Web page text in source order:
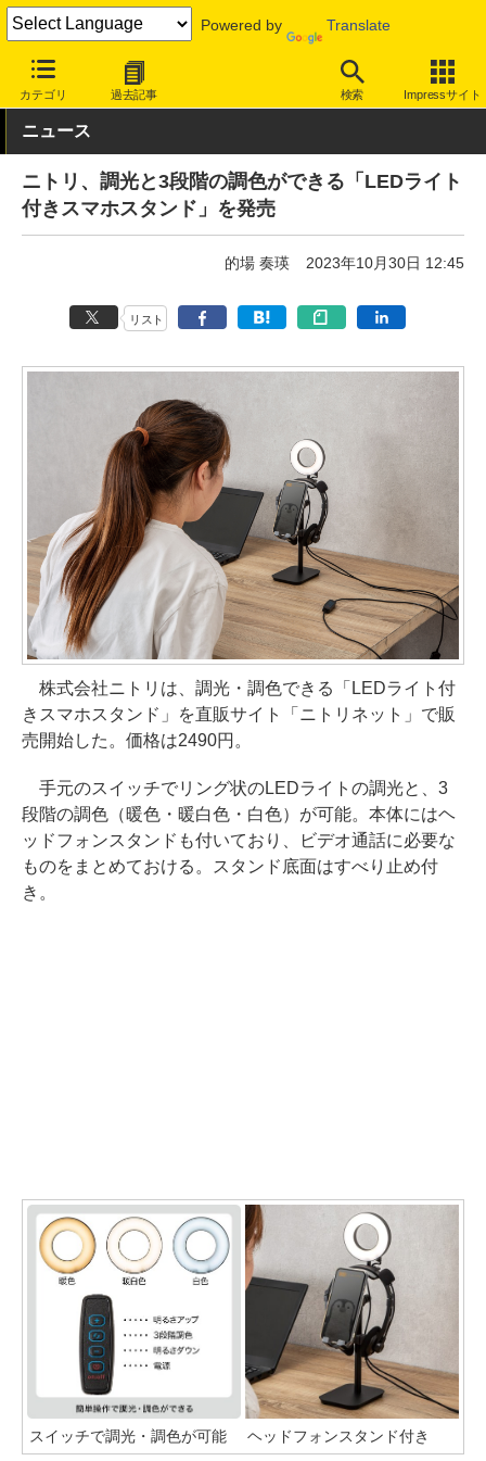
Powered by Translate
カテゴリ 過去記事 検索 Impressサイト
INTERNET Watch トピック ワークスペース
ニュース
ニトリ、調光と3段階の調色ができる「LEDライト
付きスマホスタンド」を発売
的場 奏瑛 2023年10月30日 12:45
リスト
株式会社ニトリは、調光・調色できる「LEDライト付
きスマホスタンド」を直販サイト「ニトリネット」で販
売開始した。価格は2490円。
手元のスイッチでリング状のLEDライトの調光と、3
段階の調色（暖色・暖白色・白色）が可能。本体にはヘ
ッドフォンスタンドも付いており、ビデオ通話に必要な
ものをまとめておける。スタンド底面はすべり止め付
き。
スイッチで調光・調色が可能 ヘッドフォンスタンド付き